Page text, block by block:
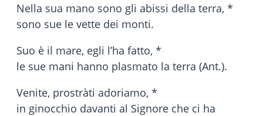
Nella sua mano sono gli abissi della terra, *
sono sue le vette dei monti.
Suo è il mare, egli l’ha fatto, *
le sue mani hanno plasmato la terra (Ant.).
Venite, prostràti adoriamo, *
in ginocchio davanti al Signore che ci ha